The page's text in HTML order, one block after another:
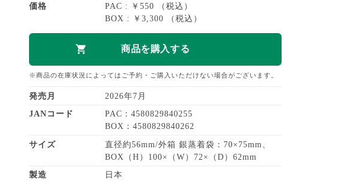
価格
PAC : ￥550 （税込）
BOX : ￥3,300 （税込）
※商品の在庫状況によってはご予約・ご購入いただけない場合がございます。
発売月 2026年7月
JANコード
PAC：4580829840255
BOX：4580829840262
サイズ
直径約56mm/外箱 銀蒸着袋：70×75mm、
BOX（H）100×（W）72×（D）62mm
製造 日本